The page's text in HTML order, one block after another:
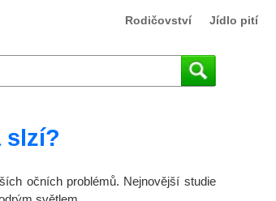
Rodičovství Jídlo pití
slzí?
očních problémů. Nejnovější studie